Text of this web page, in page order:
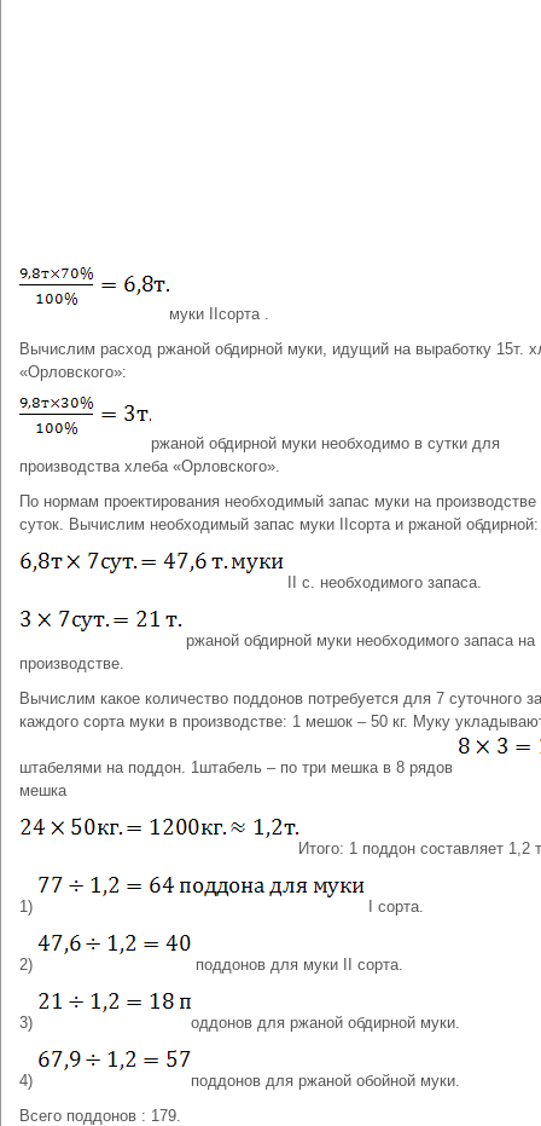
муки IIсорта .
Вычислим расход ржаной обдирной муки, идущий на выработку 15т.
«Орловского»:
ржаной обдирной муки необходимо в сутки для
производства хлеба «Орловского».
По нормам проектирования необходимый запас муки на производстве
суток. Вычислим необходимый запас муки IIсорта и ржаной обдирной:
II с. необходимого запаса.
ржаной обдирной муки необходимого запаса на
производстве.
Вычислим какое количество поддонов потребуется для 7 суточного
каждого сорта муки в производстве: 1 мешок – 50 кг. Муку
штабелями на поддон. 1штабель – по три мешка в 8 рядов
мешка
Итого: 1 поддон составляет 1,2
1) I сорта.
2) поддонов для муки II сорта.
3) оддонов для ржаной обдирной муки.
4)
поддонов для ржаной обойной муки.
Всего поддонов : 179.